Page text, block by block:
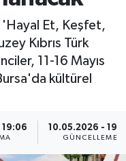
'Hayal Et, Keşfet,
Kıbrıs Türk
11-16 Mayıs
kültürel
19:06 10.05.2026 -
GÜNCELLEME